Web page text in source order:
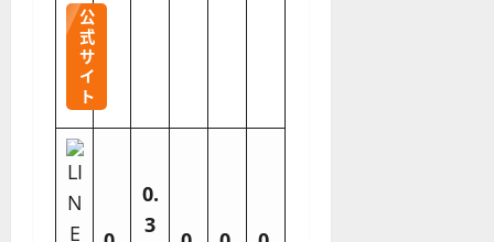
公
式
サ
イ
ト
0.
3